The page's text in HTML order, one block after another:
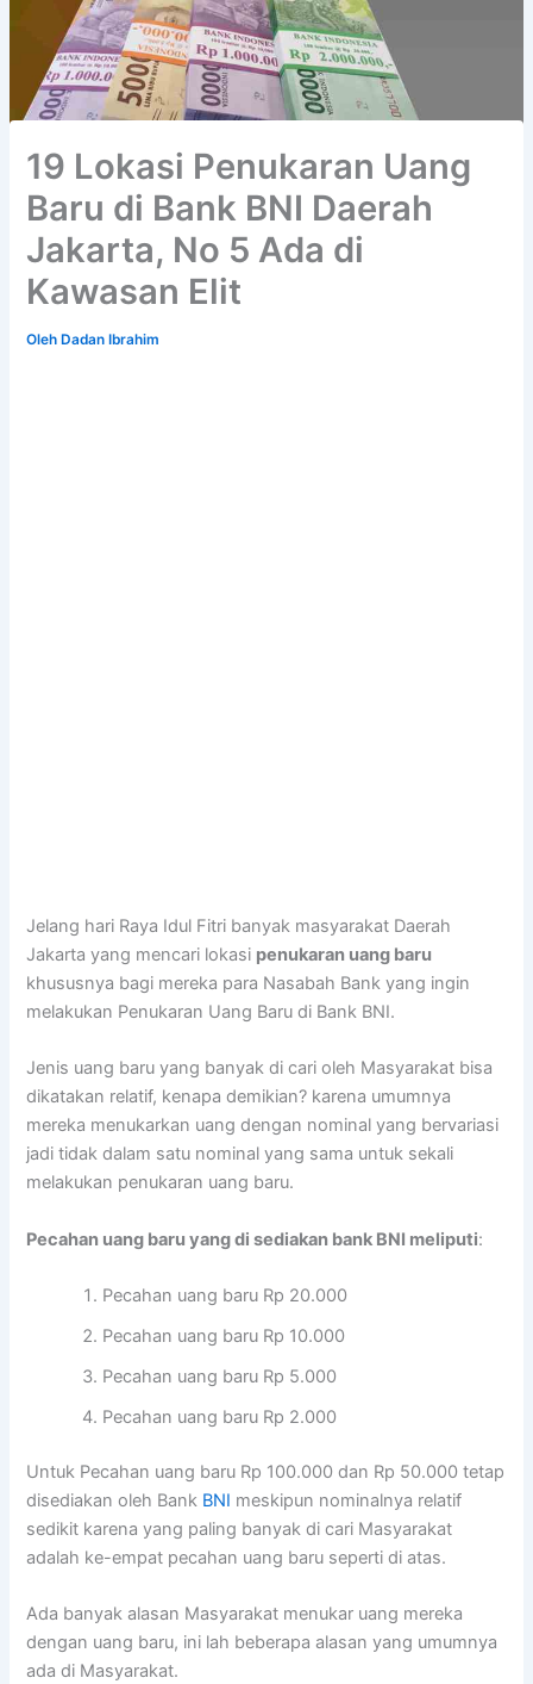
19 Lokasi Penukaran Uang
Baru di Bank BNI Daerah
Jakarta, No 5 Ada di
Kawasan Elit
Oleh Dadan Ibrahim
Jelang hari Raya Idul Fitri banyak masyarakat Daerah
Jakarta yang mencari lokasi penukaran uang baru
khususnya bagi mereka para Nasabah Bank yang ingin
melakukan Penukaran Uang Baru di Bank BNI.
Jenis uang baru yang banyak di cari oleh Masyarakat bisa
dikatakan relatif, kenapa demikian? karena umumnya
mereka menukarkan uang dengan nominal yang bervariasi
jadi tidak dalam satu nominal yang sama untuk sekali
melakukan penukaran uang baru.
Pecahan uang baru yang di sediakan bank BNI meliputi:
Pecahan uang baru Rp 20.000
Pecahan uang baru Rp 10.000
Pecahan uang baru Rp 5.000
Pecahan uang baru Rp 2.000
Untuk Pecahan uang baru Rp 100.000 dan Rp 50.000 tetap
disediakan oleh Bank BNI meskipun nominalnya relatif
sedikit karena yang paling banyak di cari Masyarakat
adalah ke-empat pecahan uang baru seperti di atas.
Ada banyak alasan Masyarakat menukar uang mereka
dengan uang baru, ini lah beberapa alasan yang umumnya
ada di Masyarakat.